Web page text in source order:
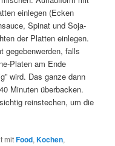
einlegen (Ecken
Spinat und Soja-
der Platten einlegen.
gegebenwerden, falls
Platen am Ende
wird. Das ganze dann
Minuten überbacken.
reinstechen, um die
mitFood,Kochen,